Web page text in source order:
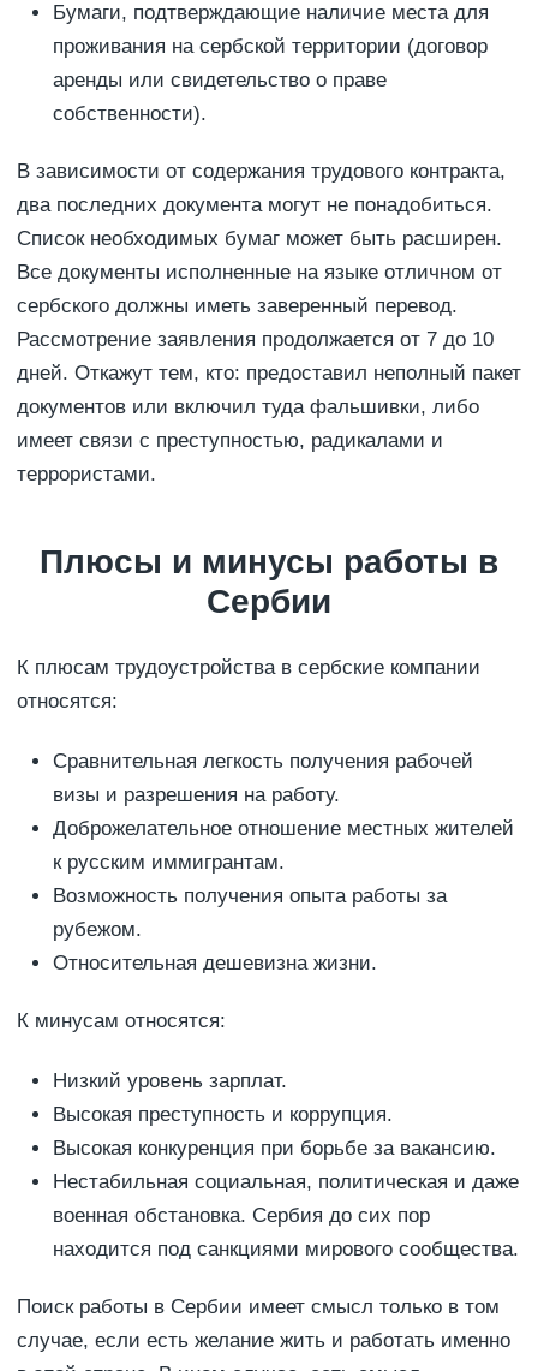
Бумаги, подтверждающие наличие места для
проживания на сербской территории (договор
аренды или свидетельство о праве
собственности).
В зависимости от содержания трудового контракта,
два последних документа могут не понадобиться.
Список необходимых бумаг может быть расширен.
Все документы исполненные на языке отличном от
сербского должны иметь заверенный перевод.
Рассмотрение заявления продолжается от 7 до 10
дней. Откажут тем, кто: предоставил неполный пакет
документов или включил туда фальшивки, либо
имеет связи с преступностью, радикалами и
террористами.
Плюсы и минусы работы в
Сербии
К плюсам трудоустройства в сербские компании
относятся:
Сравнительная легкость получения рабочей
визы и разрешения на работу.
Доброжелательное отношение местных жителей
к русским иммигрантам.
Возможность получения опыта работы за
рубежом.
Относительная дешевизна жизни.
К минусам относятся:
Низкий уровень зарплат.
Высокая преступность и коррупция.
Высокая конкуренция при борьбе за вакансию.
Нестабильная социальная, политическая и даже
военная обстановка. Сербия до сих пор
находится под санкциями мирового сообщества.
Поиск работы в Сербии имеет смысл только в том
случае, если есть желание жить и работать именно